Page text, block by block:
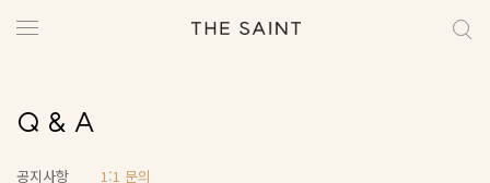
Q & A
공지사항 1:1 문의